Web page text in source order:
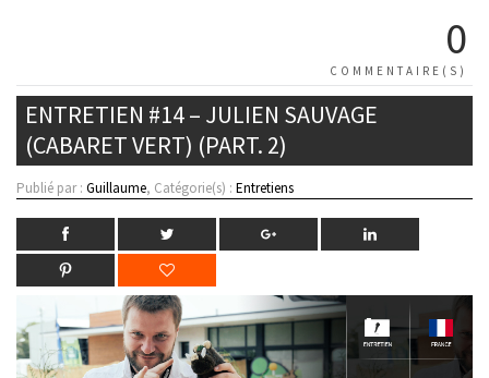
0
COMMENTAIRE(S)
ENTRETIEN #14 – JULIEN SAUVAGE
(CABARET VERT) (PART. 2)
Publié par : Guillaume, Catégorie(s) : Entretiens